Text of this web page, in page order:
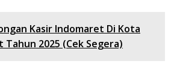
Kasir Indomaret Di Kota
Tahun 2025 (Cek Segera)